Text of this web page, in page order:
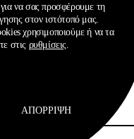
να σας προσφέρουμε τη
στον ιστότοπό μας.
χρησιμοποιούμε ή να τα
στις ρυθμίσεις
ΑΠΌΡΡΙΨΗ